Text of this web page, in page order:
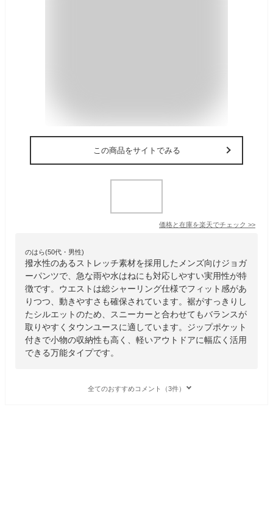
この商品をサイトでみる
価格と在庫を楽天でチェック >>
のはら(50代・男性)
撥水性のあるストレッチ素材を採用したメンズ向けジョガ
ーパンツで、急な雨や水はねにも対応しやすい実用性が特
徴です。ウエストは総シャーリング仕様でフィット感があ
りつつ、動きやすさも確保されています。裾がすっきりし
たシルエットのため、スニーカーと合わせてもバランスが
取りやすくタウンユースに適しています。ジップポケット
付きで小物の収納性も高く、軽いアウトドアに幅広く活用
できる万能タイプです。
全てのおすすめコメント（3件）